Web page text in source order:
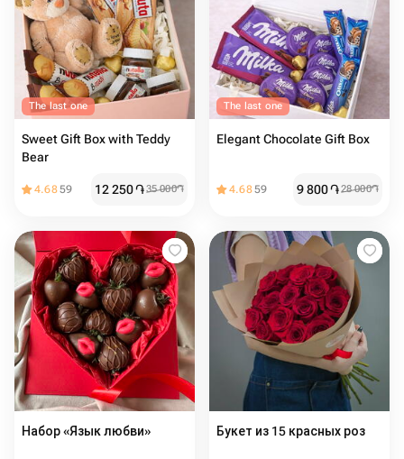
The last one
Sweet Gift Box with Teddy
Bear
4.6859 12 250֏35 000֏
The last one
Elegant Chocolate Gift Box
4.6859 9 800֏28 000֏
Набор «Язык любви» Букет из 15 красных роз️